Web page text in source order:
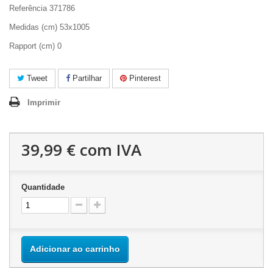
Referência 371786
Medidas (cm) 53x1005
Rapport (cm) 0
Tweet Partilhar Pinterest
Imprimir
39,99 € com IVA
Quantidade
Adicionar ao carrinho